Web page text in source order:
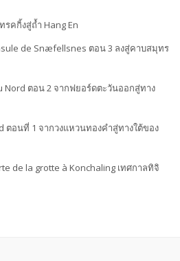
รคกิ้งสู่ถ้ำ Hang En
de Snæfellsnes ตอน 3 ลงสู่คาบสมุทร
Nord ตอน 2 จากฟยอร์ดตะวันออกสู่ทาง
ตอนที่ 1 จากวงแหวนทองคำสู่ทางใต้ของ
de la grotte à Konchaling เทศกาลทิจิ